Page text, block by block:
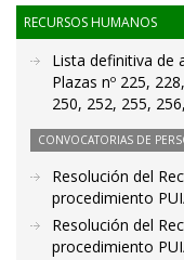
RECURSOS HUMANOS
Lista definitiva de
Plazas nº 225,
250, 252, 255,
CONVOCATORIAS DE
Resolución del
procedimiento
Resolución del
procedimiento